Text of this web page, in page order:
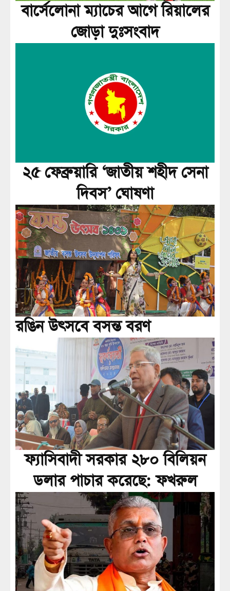
বার্সেলোনা ম্যাচের আগে রিয়ালের
জোড়া দুঃসংবাদ
২৫ ফেব্রুয়ারি ‘জাতীয় শহীদ সেনা
দিবস’ ঘোষণা
রঙিন উৎসবে বসন্ত বরণ
ফ্যাসিবাদী সরকার ২৮০ বিলিয়ন
ডলার পাচার করেছে: ফখরুল